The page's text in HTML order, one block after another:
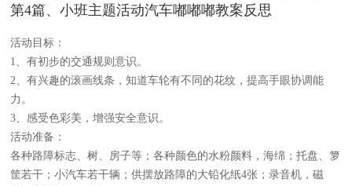
第4篇、小班主题活动汽车嘟嘟嘟教案反思
活动目标：
1、有初步的交通规则意识。
2、有兴趣的滚画线条，知道车轮有不同的花纹，提高手眼协调能
力。
3、感受色彩美，增强安全意识。
活动准备：
各种路障标志、树、房子等；各种颜色的水粉颜料，海绵；托盘、箩
筐若干；小汽车若干辆；供摆放路障的大铅化纸4张；录音机，磁